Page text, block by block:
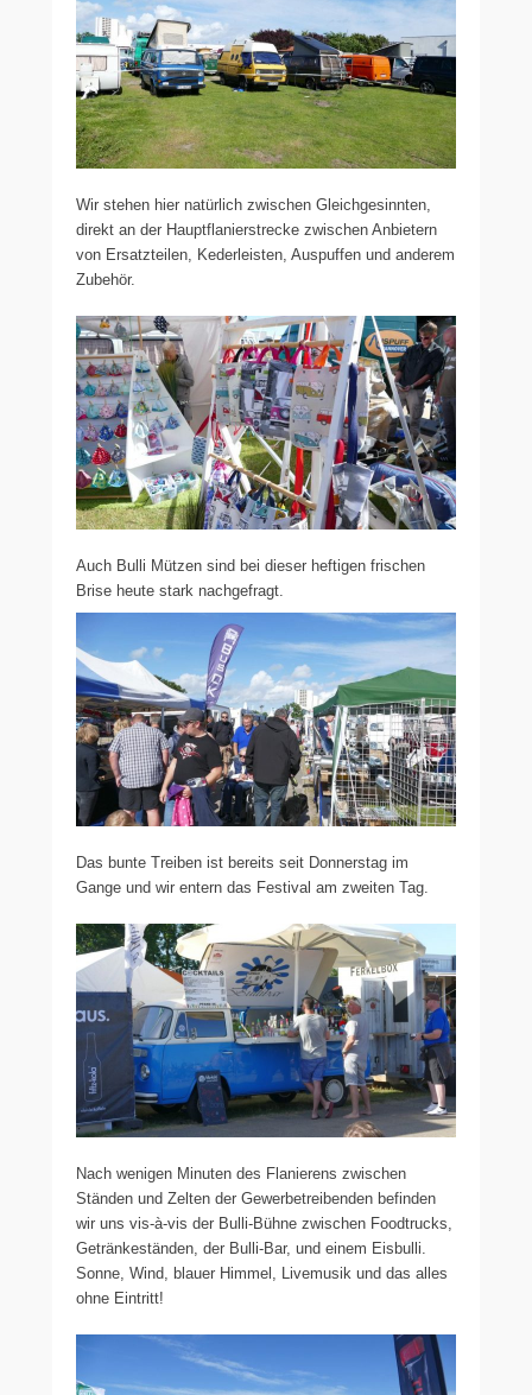
Wir stehen hier natürlich zwischen Gleichgesinnten,
direkt an der Hauptflanierstrecke zwischen Anbietern
von Ersatzteilen, Kederleisten, Auspuffen und anderem
Zubehör.
Auch Bulli Mützen sind bei dieser heftigen frischen
Brise heute stark nachgefragt.
Das bunte Treiben ist bereits seit Donnerstag im
Gange und wir entern das Festival am zweiten Tag.
Nach wenigen Minuten des Flanierens zwischen
Ständen und Zelten der Gewerbetreibenden befinden
wir uns vis-à-vis der Bulli-Bühne zwischen Foodtrucks,
Getränkeständen, der Bulli-Bar, und einem Eisbulli.
Sonne, Wind, blauer Himmel, Livemusik und das alles
ohne Eintritt!